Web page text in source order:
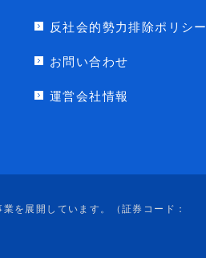
反社会的勢力排除ポリシー
お問い合わせ
運営会社情報